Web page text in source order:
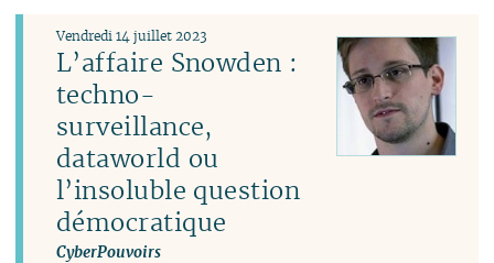
L’affaire Snowden :
techno-
surveillance,
dataworld ou
l’insoluble question
démocratique
CyberPouvoirs
Vendredi 14 juillet 2023